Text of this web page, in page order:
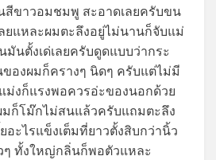
สีขาวอมชมพู สะอาดเลยครับขน
ยแหละผมตะลึงอยู่ไม่นานก็จับแม่
มันตั้งเด่เลยครับดูดแบบว่ากระ
องผมก็ครางๆ นิดๆ ครับแต่ไม่มี
ม่งก็แรงพอควรอ่ะของนอกด้วย
ก็โม๊กไม่สนแล้วครับแถมตะลึง
อะไรแข็งเต็มที่ยาวตั้งสิบกว่านิ้ว
ๆ ทั้งใหญ่กลิ่นก็พอตัวแหละ